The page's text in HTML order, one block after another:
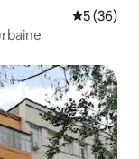
5 (36)